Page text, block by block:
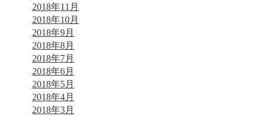
2018年11月
2018年10月
2018年9月
2018年8月
2018年7月
2018年6月
2018年5月
2018年4月
2018年3月